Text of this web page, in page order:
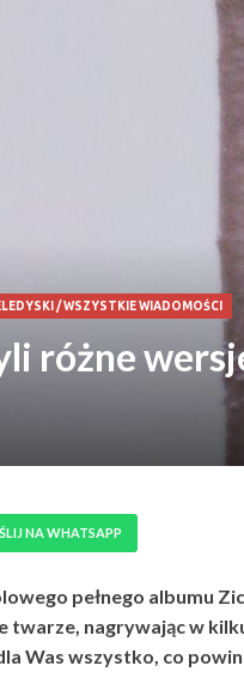
/WSZYSTKIE WIADOMOŚCI
różne
NA WHATSAPP
pełnego albumu
twarze, nagrywając w
Was wszystko, co